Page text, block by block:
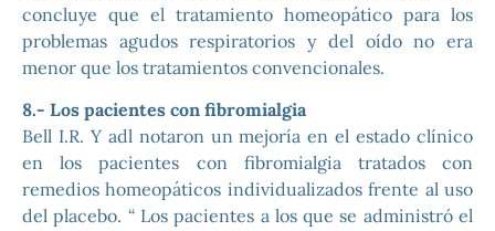
concluye que el tratamiento homeopático para los
problemas agudos respiratorios y del oído no era
menor que los tratamientos convencionales.
8.- Los pacientes con fibromialgia
Bell I.R. Y adl notaron un mejoría en el estado clínico
en los pacientes con fibromialgia tratados con
remedios homeopáticos individualizados frente al uso
del placebo. “ Los pacientes a los que se administró el